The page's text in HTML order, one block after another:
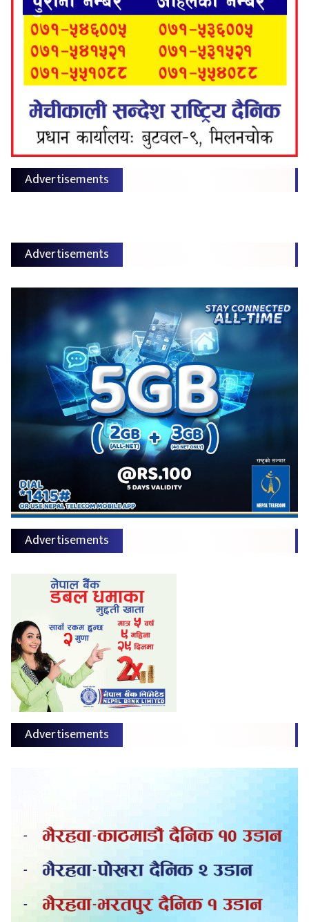
Advertisements
Advertisements
Advertisements
Advertisements